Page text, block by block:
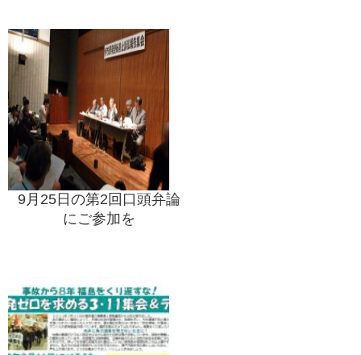
9月25日の第2回口頭弁論
にご参加を